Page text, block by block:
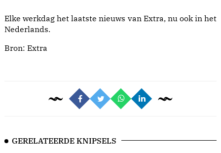
Elke werkdag het laatste nieuws van Extra, nu ook in het
Nederlands.
Bron: Extra
GERELATEERDE KNIPSELS